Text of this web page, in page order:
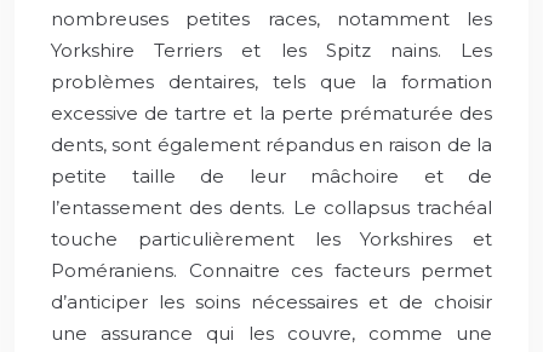
nombreuses petites races, notamment les
Yorkshire Terriers et les Spitz nains. Les
problèmes dentaires, tels que la formation
excessive de tartre et la perte prématurée des
dents, sont également répandus en raison de la
petite taille de leur mâchoire et de
l’entassement des dents. Le collapsus trachéal
touche particulièrement les Yorkshires et
Poméraniens. Connaitre ces facteurs permet
d’anticiper les soins nécessaires et de choisir
une assurance qui les couvre, comme une